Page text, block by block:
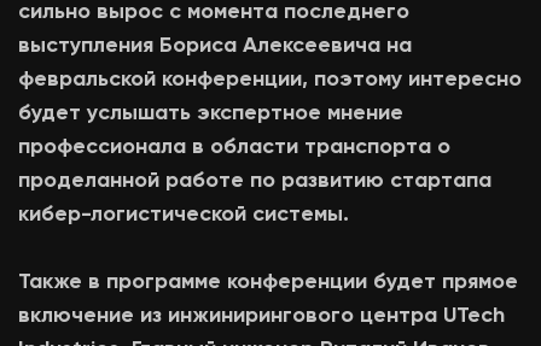
сильно вырос с момента последнего
выступления Бориса Алексеевича на
февральской конференции, поэтому интересно
будет услышать экспертное мнение
профессионала в области транспорта о
проделанной работе по развитию стартапа
кибер-логистической системы.
Также в программе конференции будет прямое
включение из инжинирингового центра UTech